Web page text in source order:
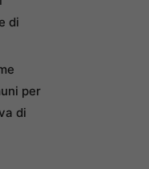
di
per
di